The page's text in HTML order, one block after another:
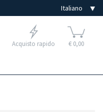
Acquisto rapido € 0,00